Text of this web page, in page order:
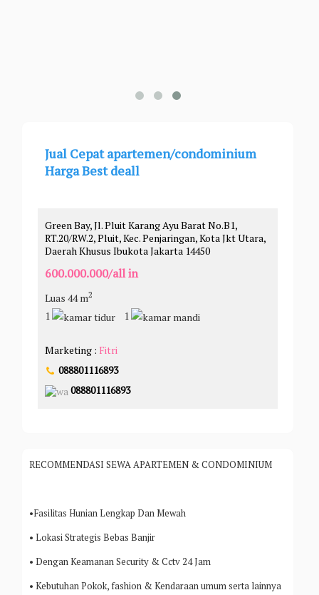
Jual Cepat apartemen/condominium
Harga Best deall
Green Bay, Jl. Pluit Karang Ayu Barat No.B1,
RT.20/RW.2, Pluit, Kec. Penjaringan, Kota Jkt Utara,
Daerah Khusus Ibukota Jakarta 14450
600.000.000/all in
Luas 44 m2
1 1
Marketing : Fitri
088801116893
088801116893
RECOMMENDASI SEWA APARTEMEN & CONDOMINIUM
•Fasilitas Hunian Lengkap Dan Mewah
• Lokasi Strategis Bebas Banjir
• Dengan Keamanan Security & Cctv 24 Jam
• Kebutuhan Pokok, fashion & Kendaraan umum serta lainnya